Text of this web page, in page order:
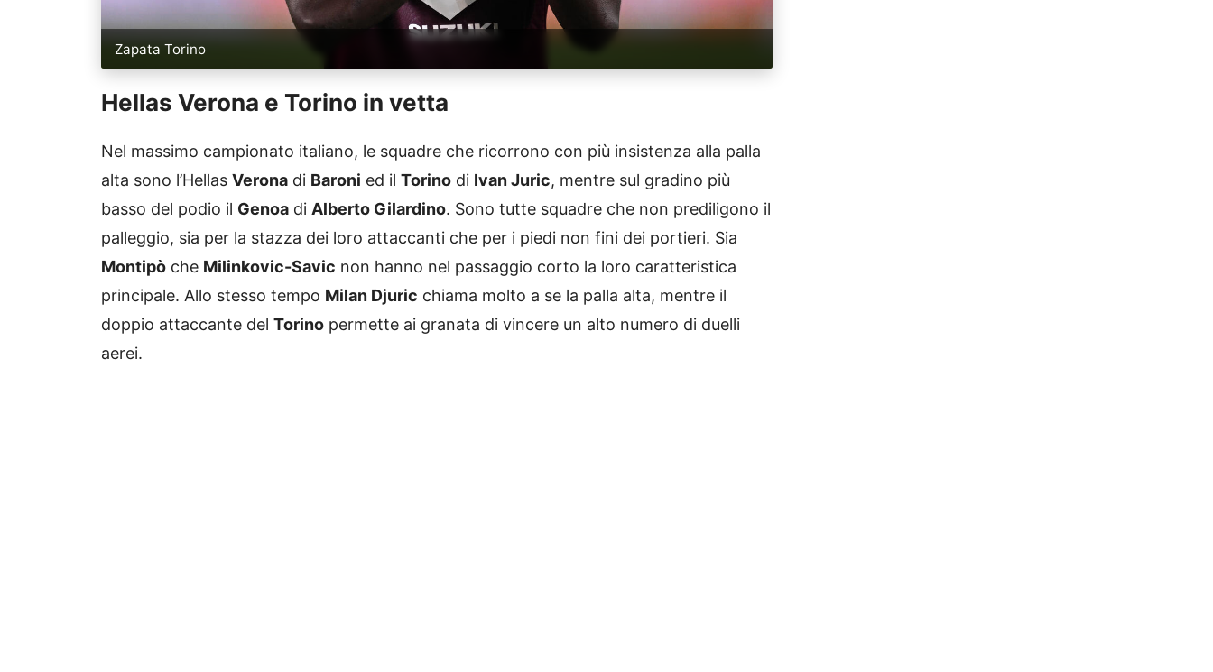
Zapata Torino
Hellas Verona e Torino in vetta
Nel massimo campionato italiano, le squadre che ricorrono con più insistenza alla palla
alta sono l’Hellas Verona di Baroni ed il Torino di Ivan Juric, mentre sul gradino più
basso del podio il Genoa di Alberto Gilardino. Sono tutte squadre che non prediligono il
palleggio, sia per la stazza dei loro attaccanti che per i piedi non fini dei portieri. Sia
Montipò che Milinkovic-Savic non hanno nel passaggio corto la loro caratteristica
principale. Allo stesso tempo Milan Djuric chiama molto a se la palla alta, mentre il
doppio attaccante del Torino permette ai granata di vincere un alto numero di duelli
aerei.